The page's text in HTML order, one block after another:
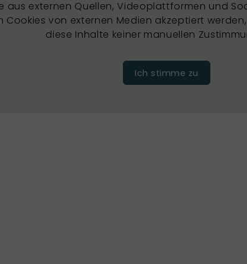
aus externen Quellen, Videoplattformen und
Cookies von externen Medien akzeptiert
diese Inhalte keiner manuellen
Ich stimme zu